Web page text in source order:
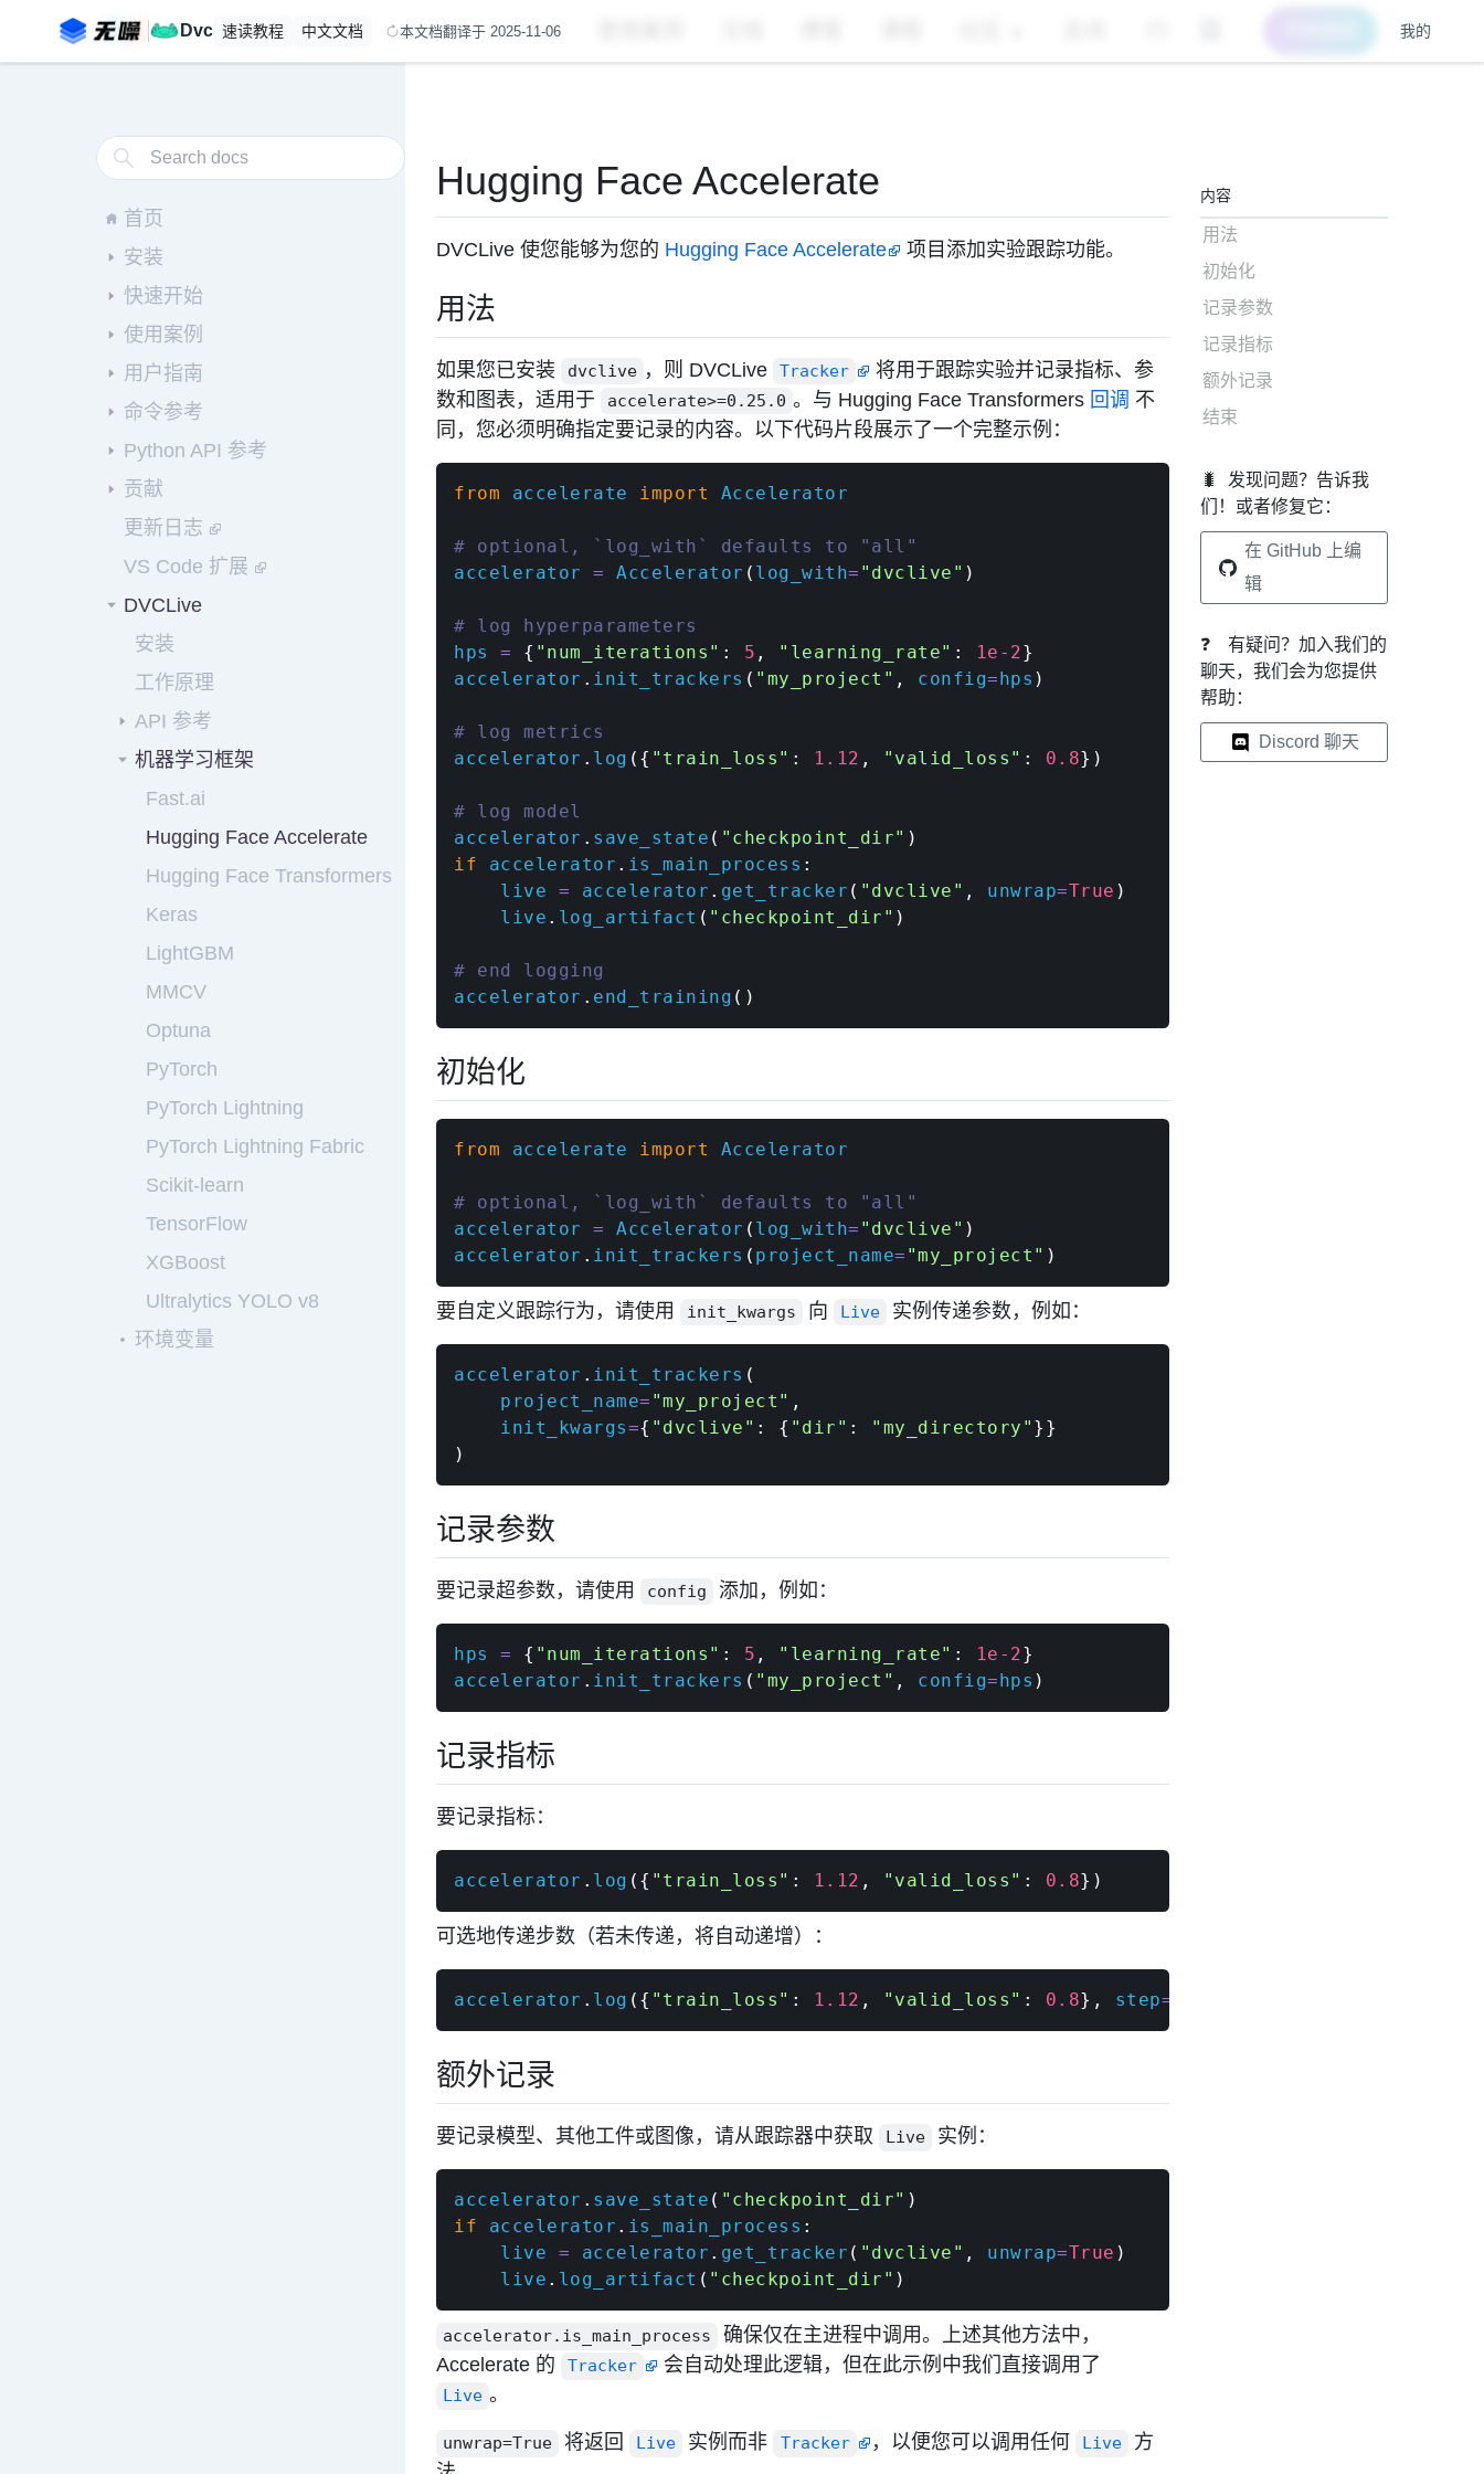
Dvc 速读教程 中文文档 本文档翻译于 2025-11-06 我的
首页
安装
快速开始
使用案例
用户指南
命令参考
Python API 参考
贡献
更新日志
VS Code 扩展
DVCLive
安装
工作原理
API 参考
机器学习框架
Fast.ai
Hugging Face Accelerate
Hugging Face Transformers
Keras
LightGBM
MMCV
Optuna
PyTorch
PyTorch Lightning
PyTorch Lightning Fabric
Scikit-learn
TensorFlow
XGBoost
Ultralytics YOLO v8
环境变量
Hugging Face Accelerate
DVCLive 使您能够为您的 Hugging Face Accelerate 项目添加实验跟踪功能。
用法
如果您已安装 dvclive ，则 DVCLive Tracker
将用于跟踪实验并记录指标、参
数和图表，适用于
accelerate>=0.25.0 。与 Hugging Face Transformers 回调 不
同，您必须明确指定要记录的内容。以下代码片段展示了一个完整示例：
from accelerate import Accelerator
# optional, `log_with` defaults to "all"
accelerator = Accelerator ( log_with= "dvclive" )
# log hyperparameters
hps = { "num_iterations" : 5 , "learning_rate" : 1e-2}
accelerator . init_trackers ( "my_project" , config=hps )
# log metrics
accelerator . log ( { "train_loss" : 1.12 , "valid_loss" : 0.8} )
# log model
accelerator . save_state ( "checkpoint_dir" )
if accelerator . is_main_process :
    live
= accelerator . get_tracker ( "dvclive" , unwrap=True )
    live
. log_artifact ( "checkpoint_dir" )
# end logging
accelerator . end_training ( )
初始化
from accelerate import Accelerator
# optional, `log_with` defaults to "all"
accelerator = Accelerator ( log_with= "dvclive" )
accelerator . init_trackers ( project_name= "my_project" )
要自定义跟踪行为，请使用 init_kwargs 向 Live 实例传递参数，例如：
accelerator . init_trackers (
    project_name
= "my_project" ,
    init_kwargs
={ "dvclive" : { "dir" : "my_directory" } }
)
记录参数
要记录超参数，请使用 config 添加，例如：
hps = { "num_iterations" : 5 , "learning_rate" : 1e-2}
accelerator . init_trackers ( "my_project" , config= hps )
记录指标
要记录指标：
accelerator . log ( { "train_loss" : 1.12 , "valid_loss" : 0.8} )
可选地传递步数（若未传递，将自动递增）：
accelerator . log ( { "train_loss" : 1.12 , "valid_loss" : 0.8} , step=
额外记录
要记录模型、其他工件或图像，请从跟踪器中获取 Live 实例：
accelerator . save_state ( "checkpoint_dir" )
if accelerator . is_main_process :
    live
= accelerator . get_tracker ( "dvclive" , unwrap=True )
    live
. log_artifact ( "checkpoint_dir" )
accelerator.is_main_process
确保仅在主进程中调用。上述其他方法中，
Accelerate 的
Tracker 会自动处理此逻辑，但在此示例中我们直接调用了
Live 。
unwrap=True 将返回 Live 实例而非 Tracker ，以便您可以调用任何 Live
方
内容
用法
初始化
记录参数
记录指标
额外记录
结束
🐛
发现问题？告诉我
们！或者修复它：
在 GitHub 上编
辑
❓
有疑问？加入我们的
聊天，我们会为您提供
帮助：
Discord 聊天